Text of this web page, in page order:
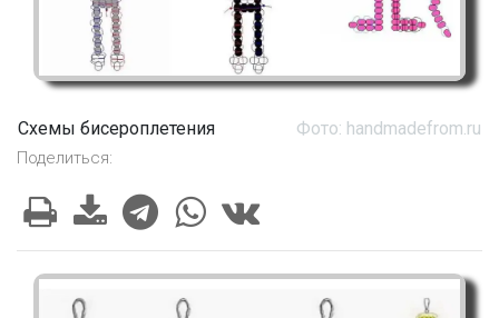
Схемы бисероплетения Фото: handmadefrom.ru
Поделиться: